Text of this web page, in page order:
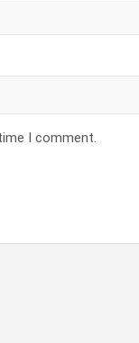
I comment.